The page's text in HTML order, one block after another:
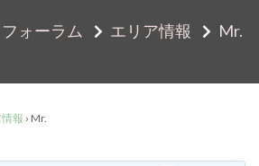
フォーラム エリア情報 Mr.
報 › Mr.